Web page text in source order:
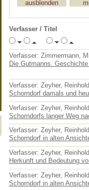
Verfasser / Titel
Verfasser: Zimmermann,
Die Gutmanns.
Verfasser: Zeyher, Reinhold
Schorndorf damals und
Verfasser: Zeyher, Reinhold
Schorndorfs langer Weg
Verfasser: Zeyher, Reinhold
Schorndorf in alten
Verfasser: Zeyher, Reinhold
Herkunft und Bedeutung
Verfasser: Zeyher, Reinhold
Schorndorf in alten